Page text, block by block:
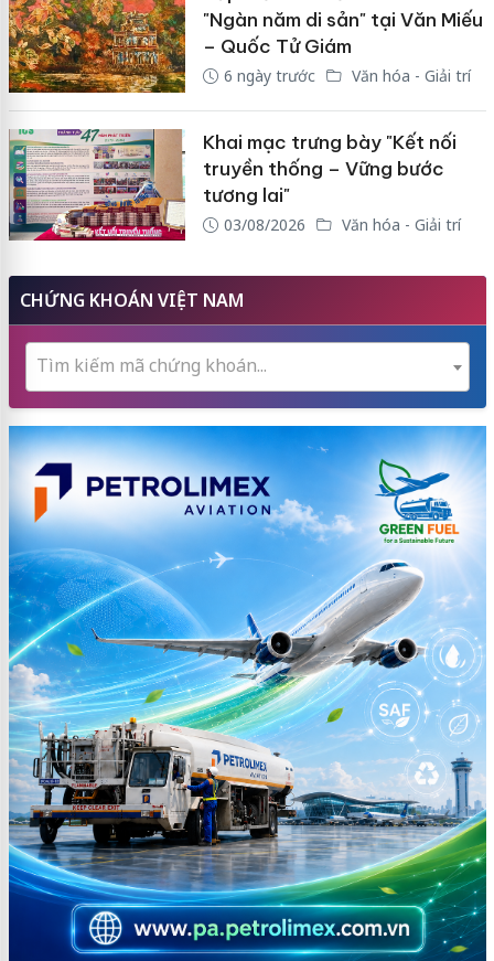
"Ngàn năm di sản" tại Văn Miếu
– Quốc Tử Giám
6 ngày trước Văn hóa - Giải trí
Khai mạc trưng bày "Kết nối
truyền thống – Vững bước
tương lai"
03/08/2026 Văn hóa - Giải trí
CHỨNG KHOÁN VIỆT NAM
Tìm kiếm mã chứng khoán...